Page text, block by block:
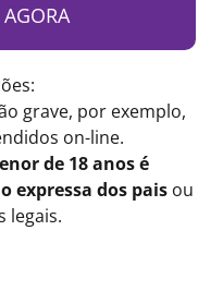
grave, por exemplo,
on-line.
de 18 anos é
expressa dos paisou
legais.